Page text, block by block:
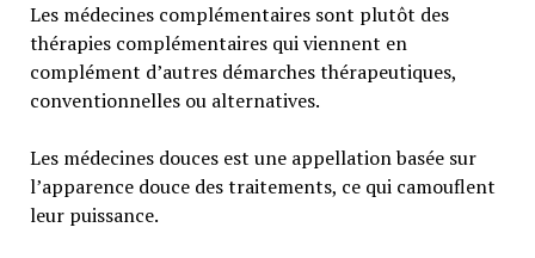
Les médecines complémentaires sont plutôt des
thérapies complémentaires qui viennent en
complément d’autres démarches thérapeutiques,
conventionnelles ou alternatives.
Les médecines douces est une appellation basée sur
l’apparence douce des traitements, ce qui camouflent
leur puissance.